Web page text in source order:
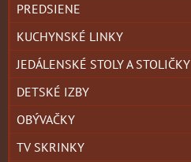
PREDSIENE
KUCHYNSKÉ LINKY
JEDÁLENSKÉ STOLY A STOLIČKY
DETSKÉ IZBY
OBÝVAČKY
TV SKRINKY